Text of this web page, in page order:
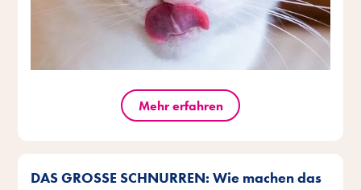
Mehr erfahren
DAS GROSSE SCHNURREN: Wie machen das